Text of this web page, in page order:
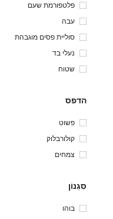
פלטפורמת שעם
עבה
סוליית פסים מוגבהת
נעלי בד
שטוח
הדפס
פשוט
קולורבלוק
צמחים
סִגְנוֹן
בוהו